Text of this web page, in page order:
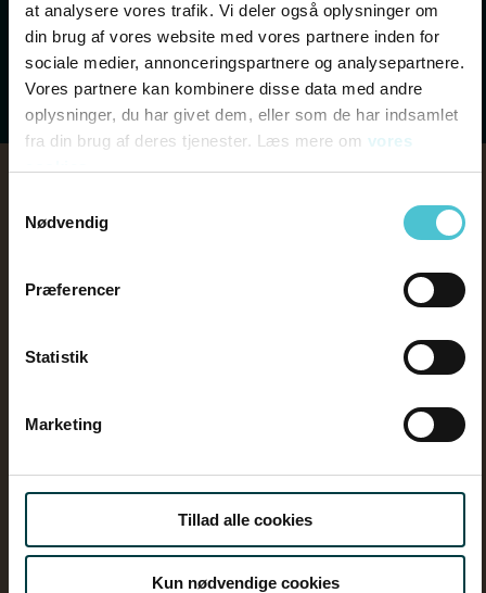
at analysere vores trafik. Vi deler også oplysninger om
din brug af vores website med vores partnere inden for
sociale medier, annonceringspartnere og analysepartnere.
Vores partnere kan kombinere disse data med andre
oplysninger, du har givet dem, eller som de har indsamlet
fra din brug af deres tjenester. Læs mere om vores
Nødvendig
Præferencer
Statistik
Marketing
Tillad alle cookies
Kun nødvendige cookies
Apple Podcasts Spotify
Google Podcasts RSS
Kan vi hjælpe dig?
Hvis du har spørgsmål eller tænker, at tiden er
du kontakte os her. Vi ser frem til at høre fra
Efternavn*